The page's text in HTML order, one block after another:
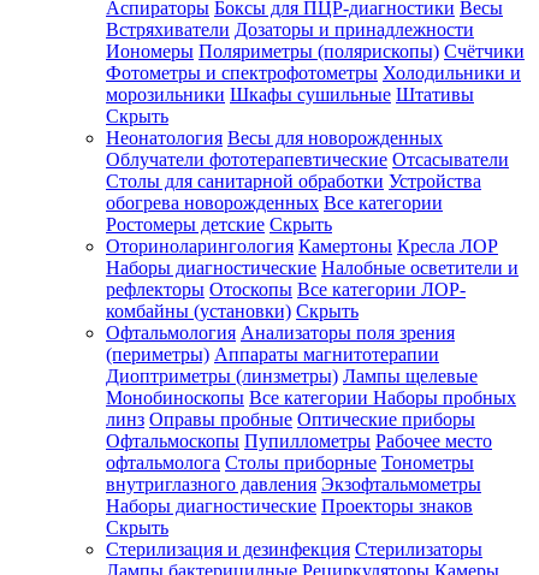
Аспираторы Боксы для ПЦР-диагностики Весы
Встряхиватели Дозаторы и принадлежности
Иономеры Поляриметры (полярископы) Счётчики
Фотометры и спектрофотометры Холодильники и
морозильники Шкафы сушильные Штативы
Скрыть
Неонатология Весы для новорожденных
Облучатели фототерапевтические Отсасыватели
Столы для санитарной обработки Устройства
обогрева новорожденных Все категории
Ростомеры детские Скрыть
Оториноларингология Камертоны Кресла ЛОР
Наборы диагностические Налобные осветители и
рефлекторы Отоскопы Все категории ЛОР-
комбайны (установки) Скрыть
Офтальмология Анализаторы поля зрения
(периметры) Аппараты магнитотерапии
Диоптриметры (линзметры) Лампы щелевые
Монобиноскопы Все категории Наборы пробных
линз Оправы пробные Оптические приборы
Офтальмоскопы Пупиллометры Рабочее место
офтальмолога Столы приборные Тонометры
внутриглазного давления Экзофтальмометры
Наборы диагностические Проекторы знаков
Скрыть
Стерилизация и дезинфекция Стерилизаторы
Лампы бактерицидные Рециркуляторы Камеры